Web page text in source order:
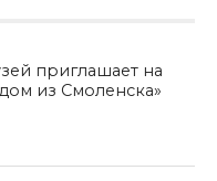
приглашает на
из Смоленска»